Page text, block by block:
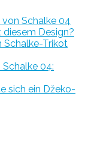
Schalke 04
Design?
Schalke-Trikot
04:
sich ein Džeko-